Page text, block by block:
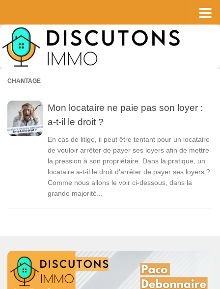
CHANTAGE
Mon locataire ne paie pas son loyer :
a-t-il le droit ?
En cas de litige, il peut être tentant pour un locataire
de vouloir arrêter de payer ses loyers afin de mettre
la pression à son propriétaire. Dans la pratique, un
locataire a-t-il le droit d’arrêter de payer ses loyers ?
Comme nous allons le voir ci-dessous, dans la
grande majorité...